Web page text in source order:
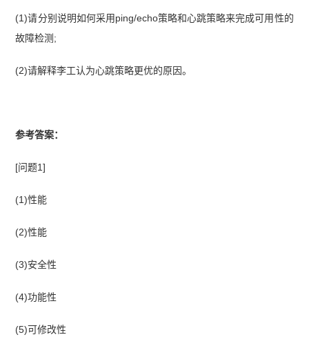
(1)请分别说明如何采用ping/echo策略和心跳策略来完成可用性的
故障检测;
(2)请解释李工认为心跳策略更优的原因。
参考答案：
[问题1]
(1)性能
(2)性能
(3)安全性
(4)功能性
(5)可修改性